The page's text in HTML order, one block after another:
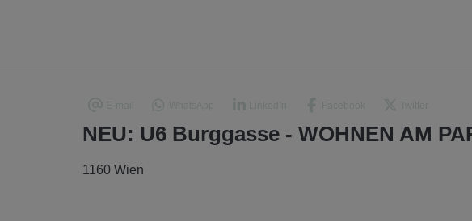
NEU: U6 Burggasse - WOHNEN AM
1160 Wien